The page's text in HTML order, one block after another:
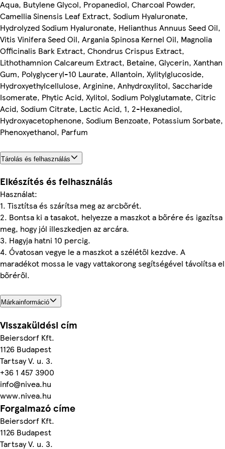
Aqua, Butylene Glycol, Propanediol, Charcoal Powder,
Camellia Sinensis Leaf Extract, Sodium Hyaluronate,
Hydrolyzed Sodium Hyaluronate, Helianthus Annuus Seed Oil,
Vitis Vinifera Seed Oil, Argania Spinosa Kernel Oil, Magnolia
Officinalis Bark Extract, Chondrus Crispus Extract,
Lithothamnion Calcareum Extract, Betaine, Glycerin, Xanthan
Gum, Polyglyceryl-10 Laurate, Allantoin, Xylitylglucoside,
Hydroxyethylcellulose, Arginine, Anhydroxylitol, Saccharide
Isomerate, Phytic Acid, Xylitol, Sodium Polyglutamate, Citric
Acid, Sodium Citrate, Lactic Acid, 1, 2-Hexanediol,
Hydroxyacetophenone, Sodium Benzoate, Potassium Sorbate,
Phenoxyethanol, Parfum
Tárolás és felhasználás
Elkészítés és felhasználás
Használat:
1. Tisztítsa és szárítsa meg az arcbőrét.
2. Bontsa ki a tasakot, helyezze a maszkot a bőrére és igazítsa
meg, hogy jól illeszkedjen az arcára.
3. Hagyja hatni 10 percig.
4. Óvatosan vegye le a maszkot a szélétől kezdve. A
maradékot mossa le vagy vattakorong segítségével távolítsa el
bőréről.
Márkainformáció
Visszaküldési cím
Beiersdorf Kft.
1126 Budapest
Tartsay V. u. 3.
+36 1 457 3900
info@nivea.hu
www.nivea.hu
Forgalmazó címe
Beiersdorf Kft.
1126 Budapest
Tartsay V. u. 3.